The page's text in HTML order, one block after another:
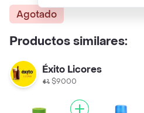
Agotado
Productos similares:
Éxito Licores
$9000